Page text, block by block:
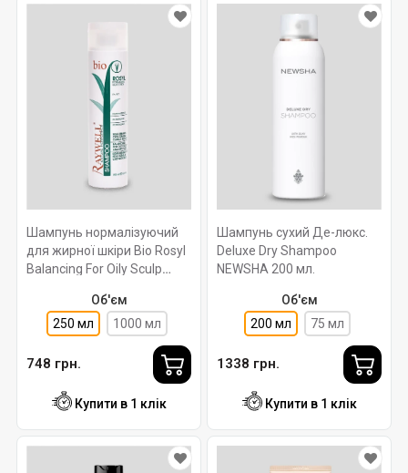
Шампунь нормалізуючий
для жирної шкіри Bio Rosyl
Balancing For Oily Sculp
Об'єм
250 мл
1000 мл
748 грн.
Купити в 1 клік
Шампунь сухий Де-люкс.
Deluxe Dry Shampoo
NEWSHA 200 мл.
Об'єм
200 мл
75 мл
1338 грн.
Купити в 1 клік